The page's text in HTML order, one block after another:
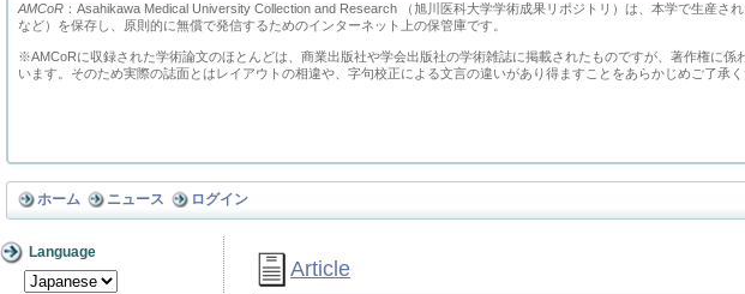
AMCoR ：Asahikawa Medical University Collection and Research （旭川医科大学学術成果リポジトリ）は、本学で生産さ
など）を保存し、原則的に無償で発信するためのインターネット上の保管庫です。
※AMCoRに収録された学術論文のほとんどは、商業出版社や学会出版社の学術雑誌に掲載されたものですが、著作権に
います。そのため実際の誌面とはレイアウトの相違や、字句校正による文言の違いがあり得ますことをあらかじめご了承く
ホーム ニュース ログイン
Language
Article